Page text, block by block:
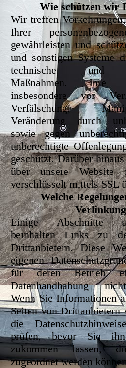
Wie schützen wir
Wir treffen
Ihrer
gewährleisten und
und sonstigen Systeme
technische und
Maßnahmen. Ihre
insbesondere vor
Verfälschung,
Veränderung durch
sowie gegen
unberechtigte
geschützt. Darüber
über unsere Website
verschlüsselt mittels SSL
Welche
Einige Abschnitte
beinhalten Links zu
Drittanbietern. Diese
eigenen
für deren Betrieb
Datenhandhabung
Wenn Sie Informationen
Seiten von Drittanbietern
die
prüfen, bevor Sie
zukommen lassen,
zugeordnet werden